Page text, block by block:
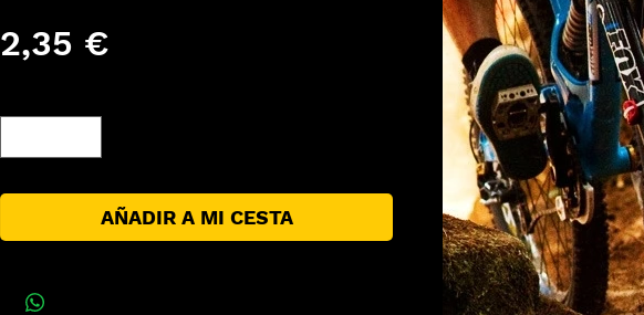
2,35 €Precio
AÑADIR A MI CESTA